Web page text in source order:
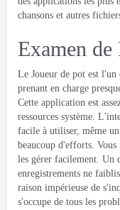
chansons et autres
Examen
Le Joueur de pot est l'un
prenant en charge
Cette application est
ressources système.
facile à utiliser, même
beaucoup d'efforts.
les gérer facilement. Un
enregistrements ne
raison impérieuse de
s'occupe de tous les